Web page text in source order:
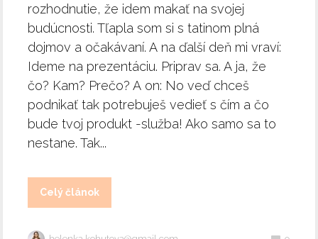
rozhodnutie, že idem makať na svojej
budúcnosti. Tľapla som si s tatinom plná
dojmov a očakávaní. A na ďalší deň mi vraví:
Ideme na prezentáciu. Priprav sa. A ja, že
čo? Kam? Prečo? A on: No veď chceš
podnikať tak potrebuješ vedieť s čím a čo
bude tvoj produkt -služba! Ako samo sa to
nestane. Tak...
Celý článok